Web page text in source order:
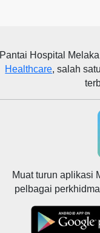
Pantai Hospital Melaka
Healthcare, salah
Muat turun aplikasi
pelbagai